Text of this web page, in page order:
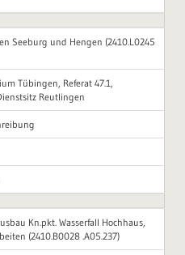
Seeburg und Hengen (2410.L0245
Tübingen, Referat 47.1,
Reutlingen
Kn.pkt. Wasserfall Hochhaus,
(2410.B0028 .A05.237)